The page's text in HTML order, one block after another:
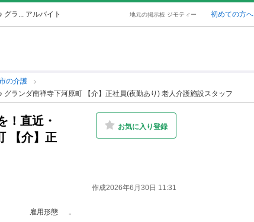
グラ... アルバイト 地元の掲示板 ジモティー 初めての方へ
の介護
ランダ南禅寺下河原町 【介】正社員(夜勤あり) 老人介護施設スタッフ
！直近・
【介】正
お気に入り登録
作成2026年6月30日 11:31
雇用形態 -